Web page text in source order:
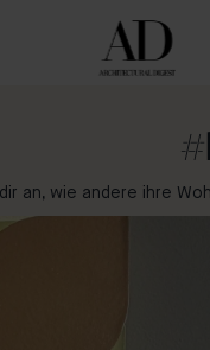
an, wie andere ihre